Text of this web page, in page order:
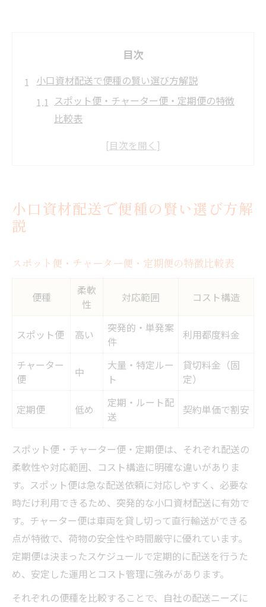
目次
小口資材配送で便種の賢い選び方解説
スポット便・チャーター便・定期便の特徴
比較表
小口配送ならどの便種が最適か検証
チャーター便で安心輸送を実現する方法
スポット便の柔軟性が活きる配送現場とは
変動する配送ニーズにスポット便が最適な
理由
単発利用ならスポット便がおすすめな場面
スポット便活用で業務効率化を図る
チャーター便で確保する安全直行輸送の魅力
チャーター便と定期便の違いを整理
専用車両で実現する破損リスク低減
大量輸送にチャーター便を選ぶ理由
定期便を活用した物流コストの安定化戦略
定期便・チャーター便・スポット便のコス
ト比較表
定期便で物流コストを抑えるポイント
安定供給を実現する定期便の魅力
定期便契約が向いている企業とは
定期便導入で在庫管理がどう変わるか
小口資材配送で便種の賢い選び方解
説
スポット便・チャーター便・定期便の特徴比較表
便種
柔軟
性
対応範囲 コスト構造
スポット便 高い
突発的・単発案
件
利用都度料金
チャーター
便
中
大量・特定ルー
ト
貸切料金（固
定）
定期便 低め
定期・ルート配
送
契約単価で割安
スポット便・チャーター便・定期便は、それぞれ配送の
柔軟性や対応範囲、コスト構造に明確な違いがありま
す。スポット便は急な配送依頼に対応しやすく、必要な
時だけ利用できるため、突発的な小口資材配送に有効で
す。チャーター便は車両を貸し切って直行輸送ができる
点が特徴で、荷物の安全性や時間厳守に優れています。
定期便は決まったスケジュールで定期的に配送を行うた
め、安定した運用とコスト管理に強みがあります。
それぞれの便種を比較することで、自社の配送ニーズに